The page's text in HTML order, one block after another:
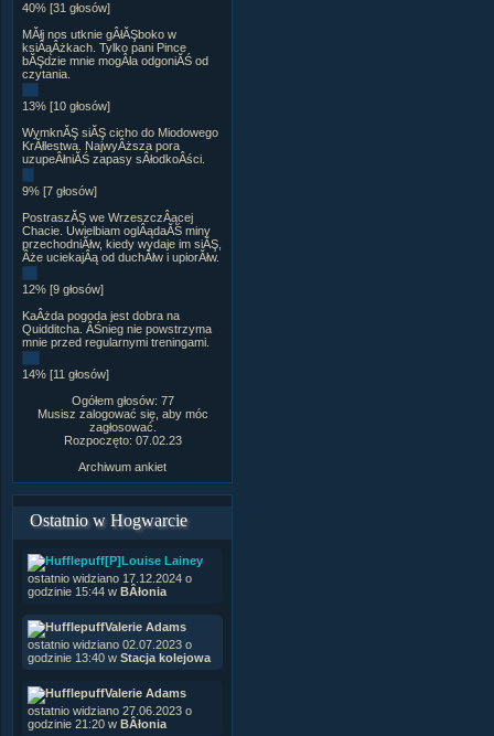
40% [31 głosów]
MĂłj nos utknie gÂłĂŞboko w
ksiÂąÂżkach. Tylko pani Pince
bĂŞdzie mnie mogÂła odgoniĂŚ od
czytania.
13% [10 głosów]
WymknĂŞ siĂŞ cicho do Miodowego
KrĂłlestwa. NajwyÂższa pora
uzupeÂłniĂŚ zapasy sÂłodkoÂści.
9% [7 głosów]
PostraszĂŞ we WrzeszczÂącej
Chacie. Uwielbiam oglÂądaĂŚ miny
przechodniĂłw, kiedy wydaje im siĂŞ,
Âże uciekajÂą od duchĂłw i upiorĂłw.
12% [9 głosów]
KaÂżda pogoda jest dobra na
Quidditcha. ÂŚnieg nie powstrzyma
mnie przed regularnymi treningami.
14% [11 głosów]
Ogółem głosów: 77
Musisz zalogować się, aby móc
zagłosować.
Rozpoczęto: 07.02.23
Archiwum ankiet
Ostatnio w Hogwarcie
[P]Louise Lainey
ostatnio widziano 17.12.2024 o
godzinie 15:44 w BÂłonia
Valerie Adams
ostatnio widziano 02.07.2023 o
godzinie 13:40 w Stacja kolejowa
Valerie Adams
ostatnio widziano 27.06.2023 o
godzinie 21:20 w BÂłonia